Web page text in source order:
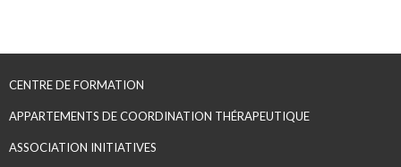
CENTRE DE FORMATION
APPARTEMENTS DE COORDINATION THÉRAPEUTIQUE
ASSOCIATION INITIATIVES